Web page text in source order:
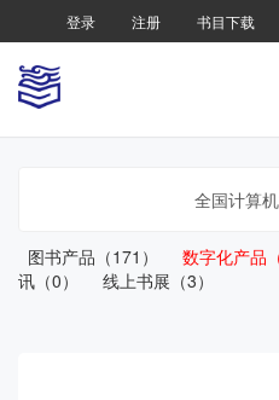
登录 注册 书目下载
图书产品（171） 数字化产品（
讯（0）
线上书展（3）